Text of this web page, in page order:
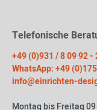
Telefonische
+49 (0)931 / 8 09 92 -
WhatsApp: +49
info@einrichten-
Montag bis Freitag